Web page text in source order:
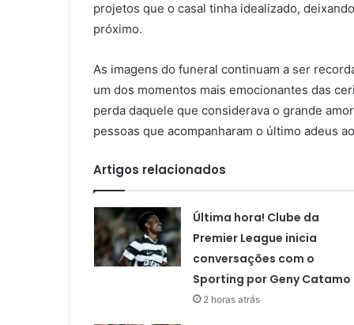
projetos que o casal tinha idealizado,
próximo.
As imagens do funeral continuam a ser
um dos momentos mais emocionantes das
perda daquele que considerava o grande
pessoas que acompanharam o último adeus
Artigos relacionados
Última hora! Clube da
Premier League inicia
conversações com o
Sporting por Geny Catamo
2 horas atrás